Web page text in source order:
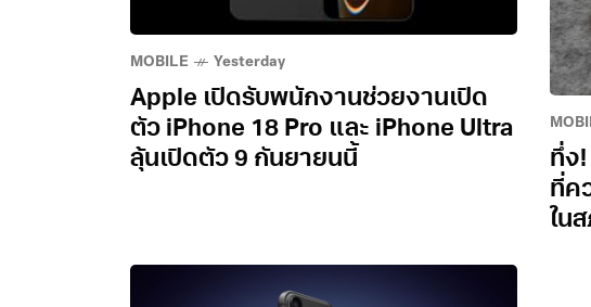
MOBILE Yesterday
Apple เปิดรับพนักงานช่วยงานเปิด
ตัว iPhone 18 Pro และ iPhone Ultra
ลุ้นเปิดตัว 9 กันยายนนี้
ทึ่ง!
ที่ค
ใน